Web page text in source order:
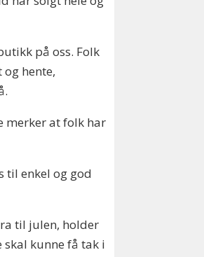
på oss. Folk
hente,
merker at folk har
til enkel og god
til julen, holder
kunne få tak i